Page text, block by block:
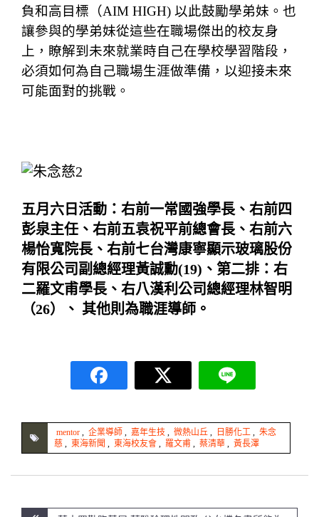
負和高目標（AIM HIGH) 以此鼓勵學弟妹。也
讓參與的學弟妹從這些在職場傑出的校友身
上，瞭解到未來就業時自己在學校學習階段，
必須如何為自己職場生涯做準備，以迎接未來
可能面對的挑戰。
五月六日活動：右前一常國強學長、右前四
彭泉主任、右前五袁祝平前總會長、右前六
楊怡寬院長、右前七台灣康寧顯示玻璃股份
有限公司副總經理黃誠勳(19)、第二排：右
二羅文甫學長、右八漢利公司總經理林智明
（26）、 其他則為職涯導師。
mentor , 企業導師 , 嘉年生技 , 微熱山丘 , 日勝化工 , 朱念
慈 , 東海新聞 , 東海校友會 , 羅文甫 , 蔡清華 , 黃長澤